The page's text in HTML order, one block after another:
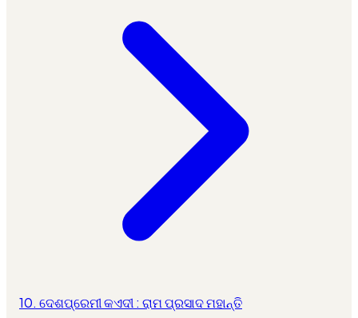
10. ଦେଶପ୍ରେମୀ କଏଦୀ : ରାମ ପ୍ରସାଦ ମହାନ୍ତି